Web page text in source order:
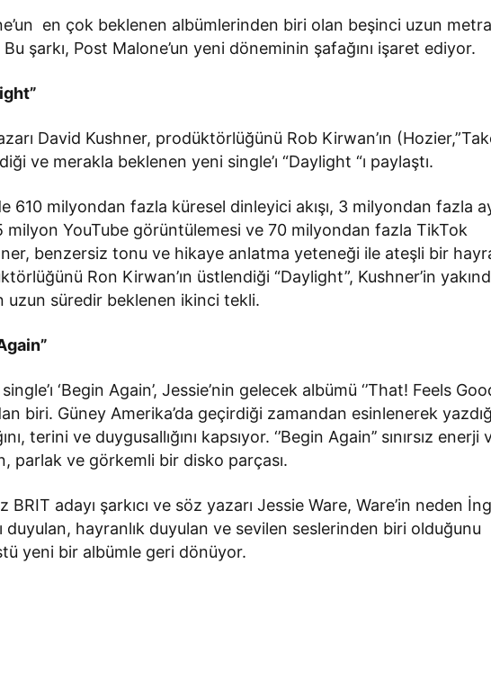
en çok beklenen albümlerinden biri olan beşinci uzun
şarkı, Post Malone’un yeni döneminin şafağını işaret ediyor.
David Kushner, prodüktörlüğünü Rob Kirwan’ın
ve merakla beklenen yeni single’ı “Daylight “ı paylaştı.
610 milyondan fazla küresel dinleyici akışı, 3 milyondan fazla
YouTube görüntülemesi ve 70 milyondan fazla TikTok
benzersiz tonu ve hikaye anlatma yeteneği ile ateşli bir
Ron Kirwan’ın üstlendiği “Daylight”, Kushner’in
uzun süredir beklenen ikinci tekli.
‘Begin Again’, Jessie’nin gelecek albümü ‘’That! Feels
biri. Güney Amerika’da geçirdiği zamandan esinlenerek
terini ve duygusallığını kapsıyor. ‘’Begin Again’’ sınırsız enerji
parlak ve görkemli bir disko parçası.
adayı şarkıcı ve söz yazarı Jessie Ware, Ware’in neden
duyulan, hayranlık duyulan ve sevilen seslerinden biri olduğunu
yeni bir albümle geri dönüyor.